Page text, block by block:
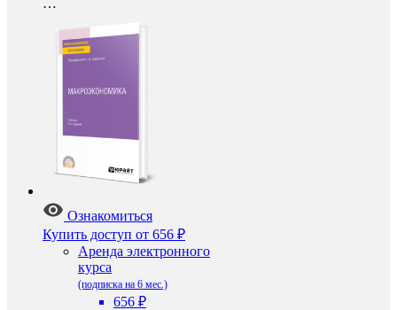
…
Ознакомиться
Купить доступ от 656 ₽
Аренда электронного
курса
(подписка на 6 мес.)
656 ₽